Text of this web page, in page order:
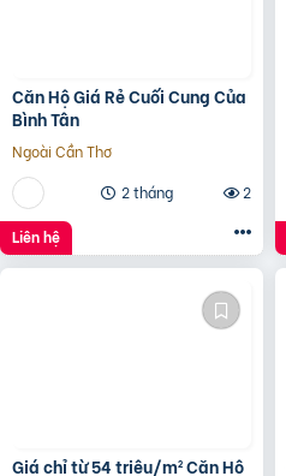
Căn Hộ Giá Rẻ Cuối Cung Của
Bình Tân
Ngoài Cần Thơ
2 tháng
2
Liên hệ
Giá chỉ từ 54 triệu/m² Căn Hộ